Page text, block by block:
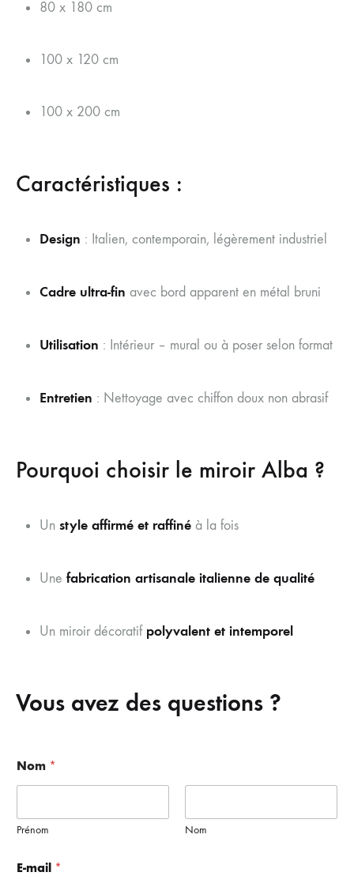
80 x 180 cm
100 x 120 cm
100 x 200 cm
Caractéristiques :
Design : Italien, contemporain, légèrement industriel
Cadre ultra-fin avec bord apparent en métal bruni
Utilisation : Intérieur – mural ou à poser selon format
Entretien : Nettoyage avec chiffon doux non abrasif
Pourquoi choisir le miroir Alba ?
Un style affirmé et raffiné à la fois
Une fabrication artisanale italienne de qualité
Un miroir décoratif polyvalent et intemporel
Vous avez des questions ?
o
m
o
Nom *
Prénom Nom
E-mail *